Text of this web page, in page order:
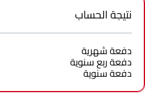
نتيجة الحساب
دفعة شهرية
دفعة ربع سنوية
دفعة سنوية